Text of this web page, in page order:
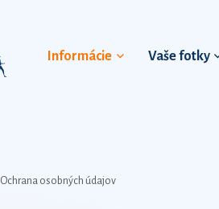
Informácie Vaše fotky
Ochrana osobných údajov